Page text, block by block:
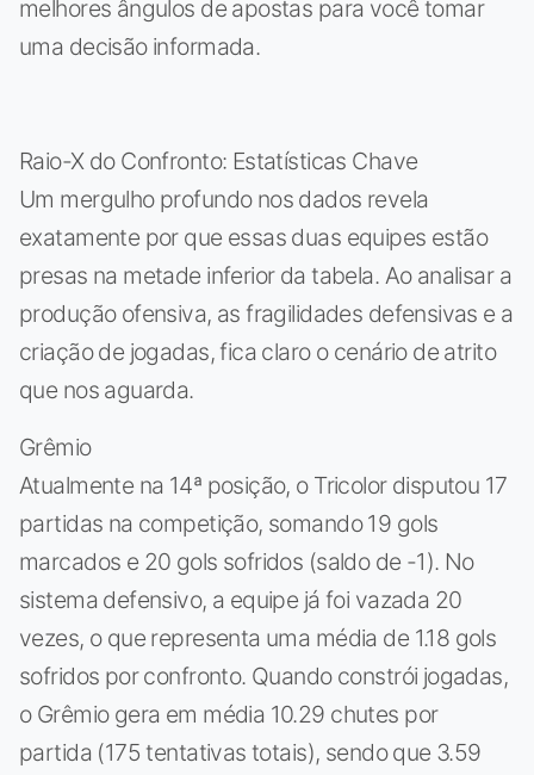
melhores ângulos de apostas para você tomar
uma decisão informada.
Raio-X do Confronto: Estatísticas Chave
Um mergulho profundo nos dados revela
exatamente por que essas duas equipes estão
presas na metade inferior da tabela. Ao analisar a
produção ofensiva, as fragilidades defensivas e a
criação de jogadas, fica claro o cenário de atrito
que nos aguarda.
Grêmio
Atualmente na 14ª posição, o Tricolor disputou 17
partidas na competição, somando 19 gols
marcados e 20 gols sofridos (saldo de -1). No
sistema defensivo, a equipe já foi vazada 20
vezes, o que representa uma média de 1.18 gols
sofridos por confronto. Quando constrói jogadas,
o Grêmio gera em média 10.29 chutes por
partida (175 tentativas totais), sendo que 3.59